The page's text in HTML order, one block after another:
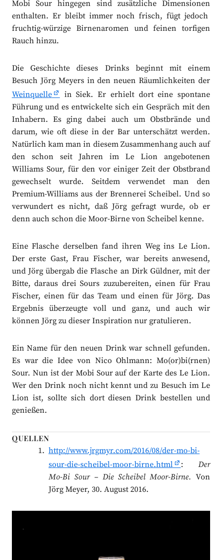
Mobi Sour hingegen sind zusätzliche Dimensionen
enthalten. Er bleibt immer noch frisch, fügt jedoch
fruchtig-würzige Birnenaromen und feinen torfigen
Rauch hinzu.
Die Geschichte dieses Drinks beginnt mit einem
Besuch Jörg Meyers in den neuen Räumlichkeiten der
Weinquelle
in Siek. Er erhielt dort eine spontane
Führung und es entwickelte sich ein Gespräch mit den
Inhabern. Es ging dabei auch um Obstbrände und
darum, wie oft diese in der Bar unterschätzt werden.
Natürlich kam man in diesem Zusammenhang auch auf
den schon seit Jahren im Le Lion angebotenen
Williams Sour, für den vor einiger Zeit der Obstbrand
gewechselt wurde. Seitdem verwendet man den
Premium-Williams aus der Brennerei Scheibel. Und so
verwundert es nicht, daß Jörg gefragt wurde, ob er
denn auch schon die Moor-Birne von Scheibel kenne.
Eine Flasche derselben fand ihren Weg ins Le Lion.
Der erste Gast, Frau Fischer, war bereits anwesend,
und Jörg übergab die Flasche an Dirk Güldner, mit der
Bitte, daraus drei Sours zuzubereiten, einen für Frau
Fischer, einen für das Team und einen für Jörg. Das
Ergebnis überzeugte voll und ganz, und auch wir
können Jörg zu dieser Inspiration nur gratulieren.
Ein Name für den neuen Drink war schnell gefunden.
Es war die Idee von Nico Ohlmann: Mo(or)bi(rnen)
Sour. Nun ist der Mobi Sour auf der Karte des Le Lion.
Wer den Drink noch nicht kennt und zu Besuch im Le
Lion ist, sollte sich dort diesen Drink bestellen und
genießen.
QUELLEN
http://www.jrgmyr.com/2016/08/der-mo-bi-
sour-die-scheibel-moor-birne.html
:Der
Mo-Bi Sour – Die Scheibel Moor-Birne. Von
Jörg Meyer, 30. August 2016.